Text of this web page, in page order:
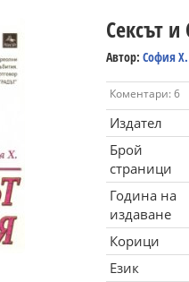
Сексът
Автор: София Х.
Коментари: 6
Издател
Брой
страници
Година на
издаване
Корици
Език